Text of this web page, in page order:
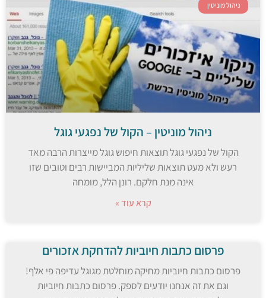
ניהול מוניטין
ניהול מוניטין – הקול של נפגעי גוגל
הקול של נפגעי גוגל תוצאות חיפוש גוגל מייצרות הרבה מאד
רעש ולא מעט תוצאות שליליות המביישות רבים וטובים שזו
אינה מנת חלקם. רונן הלל, מומחה
קרא עוד »
פרסום כתבות חיוביות להדחקת אזכורים
פרסום כתבות חיוביות מחיקה מוחלטת מגוגל עדיפה פי אלף!
וגם את זה אנחנו יודעים לספק. פרסום כתבות חיוביות